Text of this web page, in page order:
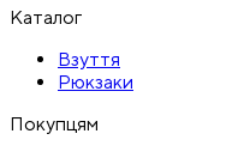
Каталог
Взуття
Рюкзаки
Покупцям